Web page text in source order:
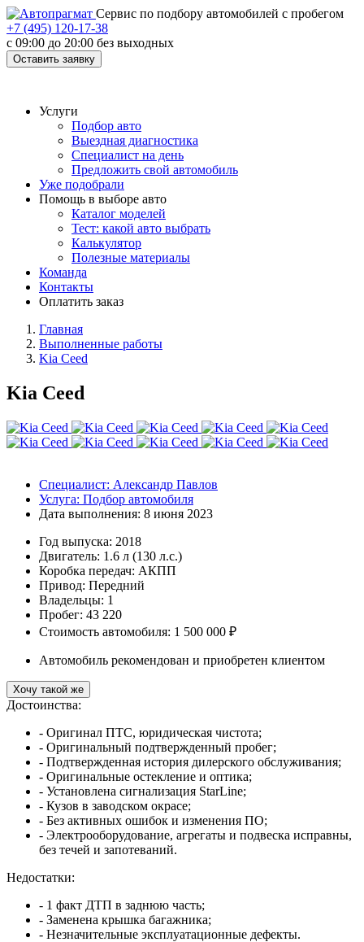
Cервис по подбору автомобилей с пробегом
+7 (495) 120-17-38
с 09:00 до 20:00 без выходных
Оставить заявку
Услуги
Подбор авто
Выездная диагностика
Специалист на день
Предложить свой автомобиль
Уже подобрали
Помощь в выборе авто
Каталог моделей
Тест: какой авто выбрать
Калькулятор
Полезные материалы
Команда
Контакты
Оплатить заказ
Главная
Выполненные работы
Kia Ceed
Kia Ceed
Специалист: Александр Павлов
Услуга: Подбор автомобиля
Дата выполнения: 8 июня 2023
Год выпуска: 2018
Двигатель: 1.6 л (130 л.с.)
Коробка передач: АКПП
Привод: Передний
Владельцы: 1
Пробег: 43 220
Стоимость автомобиля: 1 500 000 ₽
Автомобиль рекомендован и приобретен клиентом
Хочу такой же
Достоинства:
- Оригинал ПТС, юридическая чистота;
- Оригинальный подтвержденный пробег;
- Подтвержденная история дилерского обслуживания;
- Оригинальные остекление и оптика;
- Установлена сигнализация StarLine;
- Кузов в заводском окрасе;
- Без активных ошибок и изменения ПО;
- Электрооборудование, агрегаты и подвеска исправны,
без течей и запотеваний.
Недостатки:
- 1 факт ДТП в заднюю часть;
- Заменена крышка багажника;
- Незначительные эксплуатационные дефекты.